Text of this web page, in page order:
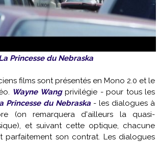
Princesse du Nebraska
films sont présentés en Mono 2.0 et le
Wayne Wangprivilégie - pour tous les
Princesse du Nebraska - les dialogues à
(on remarquera d'ailleurs la quasi-
et suivant cette optique, chacune
parfaitement son contrat. Les dialogues